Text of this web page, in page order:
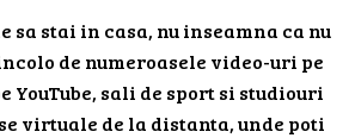
sa stai in casa, nu inseamna ca nu
de numeroasele video-uri pe
YouTube, sali de sport si studiouri
virtuale de la distanta, unde poti